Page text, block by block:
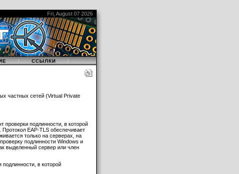
Fri, August 07 2026
| ССЫЛКИ |
частных сетей (Virtual Private
проверки подлинности, в которой
EAP-TLS обеспечивает
только на серверах, на
подлинности Windows и
выделенный сервер или член
подлинности, в которой